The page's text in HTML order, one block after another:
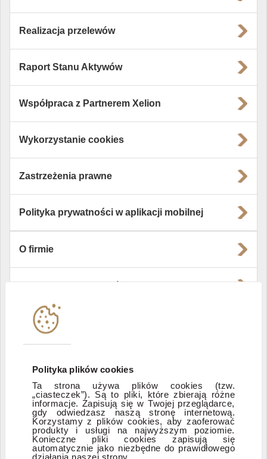
Polityka plików cookies
Ta strona używa plików cookies (tzw.
„ciasteczek”). Są to pliki, które zbierają różne
informacje. Zapisują się w Twojej przeglądarce,
gdy odwiedzasz naszą stronę internetową.
Korzystamy z plików cookies, aby zaoferować
produkty i usługi na najwyższym poziomie.
Konieczne pliki cookies zapisują się
automatycznie jako niezbędne do prawidłowego
działania naszej strony.
Realizacja przelewów
Raport Stanu Aktywów
Współpraca z Partnerem Xelion
Wykorzystanie cookies
Zastrzeżenia prawne
Polityka prywatności w aplikacji mobilnej
O firmie
Instytucje współpracujące
Zastrzeżenia prawne
ESG